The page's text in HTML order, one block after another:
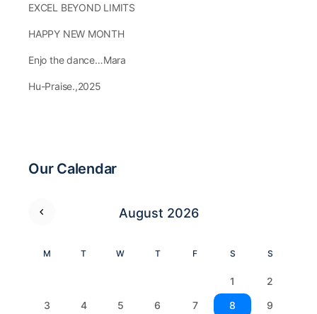
EXCEL BEYOND LIMITS
HAPPY NEW MONTH
Enjo the dance…Mara
Hu-Praise.,2025
Our Calendar
August 2026
M T W T F S S
1
2
3
4 5 6 7 8
9